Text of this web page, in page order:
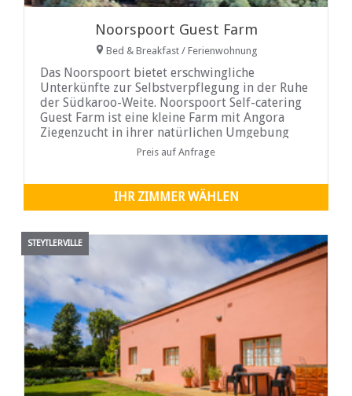
Noorspoort Guest Farm
Bed & Breakfast / Ferienwohnung
Das Noorspoort bietet erschwingliche
Unterkünfte zur Selbstverpflegung in der Ruhe
der Südkaroo-Weite. Noorspoort Self-catering
Guest Farm ist eine kleine Farm mit Angora
Ziegenzucht in ihrer natürlichen Umgebung
und einige Rinder.Preis auf Anfrage
IHR ZIMMER WÄHLEN
STEYTLERVILLE